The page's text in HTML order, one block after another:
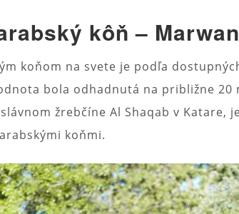
kôň –
koňom na svete je podľa
bola odhadnutá na približne 20
žrebčíne Al Shaqab v Katare,
koňmi.